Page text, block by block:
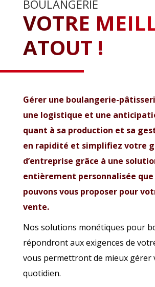
BOULANGERIE
VOTRE
ATOUT !
Gérer une boulangerie-
une logistique et une
quant à sa production et sa
en rapidité et simplifiez votre
d’entreprise grâce à une
entièrement personnalisée que
pouvons vous proposer pour
vente.
Nos solutions monétiques pour
répondront aux exigences de
vous permettront de mieux gérer
quotidien.